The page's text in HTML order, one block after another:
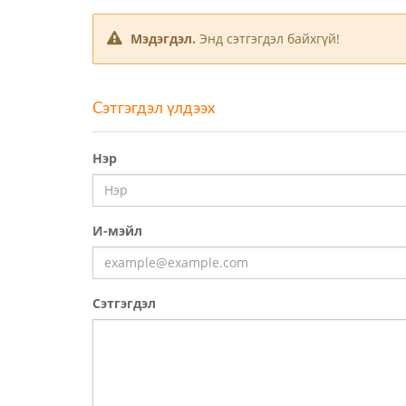
Мэдэгдэл. Энд сэтгэгдэл байхгүй!
Сэтгэгдэл үлдээх
Нэр
И-мэйл
Сэтгэгдэл